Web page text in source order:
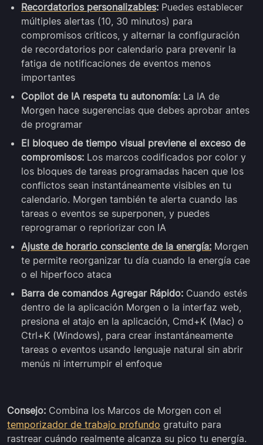
Recordatorios personalizables: Puedes establecer
múltiples alertas (10, 30 minutos) para
compromisos críticos, y alternar la configuración
de recordatorios por calendario para prevenir la
fatiga de notificaciones de eventos menos
importantes
Copilot de IA respeta tu autonomía: La IA de
Morgen hace sugerencias que debes aprobar antes
de programar
El bloqueo de tiempo visual previene el exceso de
compromisos: Los marcos codificados por color y
los bloques de tareas programadas hacen que los
conflictos sean instantáneamente visibles en tu
calendario. Morgen también te alerta cuando las
tareas o eventos se superponen, y puedes
reprogramar o repriorizar con IA
Ajuste de horario consciente de la energía: Morgen
te permite reorganizar tu día cuando la energía cae
o el hiperfoco ataca
Barra de comandos Agregar Rápido: Cuando estés
dentro de la aplicación Morgen o la interfaz web,
presiona el atajo en la aplicación, Cmd+K (Mac) o
Ctrl+K (Windows), para crear instantáneamente
tareas o eventos usando lenguaje natural sin abrir
menús ni interrumpir el enfoque
Consejo: Combina los Marcos de Morgen con el
temporizador de trabajo profundo gratuito para
rastrear cuándo realmente alcanza su pico tu energía.